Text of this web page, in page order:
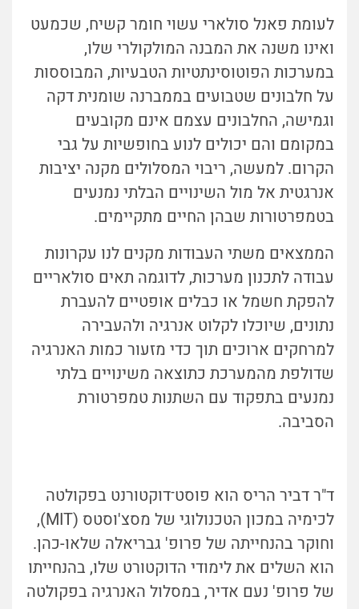
לעומת פאנל סולארי עשוי חומר קשיח, שכמעט
ואינו משנה את המבנה המולקולרי שלו,
במערכות הפוטוסינתטיות הטבעיות, המבוססות
על חלבונים שטבועים בממברנה שומנית דקה
וגמישה, החלבונים עצמם אינם מקובעים
במקומם והם יכולים לנוע בחופשיות על גבי
הקרום. למעשה, ריבוי המסלולים מקנה יציבות
אנרגטית אל מול השינויים הבלתי נמנעים
בטמפרטורות שבהן החיים מתקיימים.
הממצאים משתי העבודות מקנים לנו עקרונות
עבודה לתכנון מערכות, לדוגמה תאים סולאריים
להפקת חשמל או כבלים אופטיים להעברת
נתונים, שיוכלו לקלוט אנרגיה ולהעבירה
למרחקים ארוכים תוך כדי מזעור כמות האנרגיה
שדולפת מהמערכת כתוצאה משינויים בלתי
נמנעים בתפקוד עם השתנות טמפרטורת
הסביבה.
ד"ר דביר הריס הוא פוסט־דוקטורנט בפקולטה
לכימיה במכון הטכנולוגי של מסצ'וסטס (MIT),
וחוקר בהנחייתה של פרופ' גבריאלה שלאו-כהן.
הוא השלים את לימודי הדוקטורט שלו, בהנחייתו
של פרופ' נעם אדיר, במסלול האנרגיה בפקולטה